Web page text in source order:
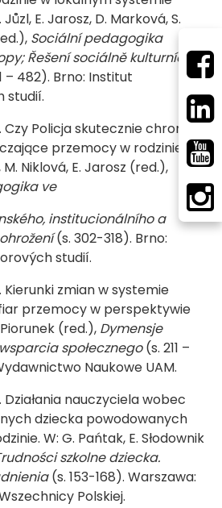
E. Jarosz, D. Marková, S.
Sociální pedagogika
Řešení sociálně kulturních
– 482). Brno: Institut
studií.
Czy Policja skutecznie chroni
przemocy w rodzinie? W:
M. Niklová, E. Jarosz (red.),
ve
institucionálního a
(s. 302-318). Brno:
studií.
Kierunki zmian w systemie
przemocy w perspektywie
(red.), Dymensje
społecznego(s. 211 –
Naukowe UAM.
Działania nauczyciela wobec
dziecka powodowanych
W: G. Pańtak, E. Słodownik
szkolne dziecka.
(s. 153-168). Warszawa:
Polskiej.